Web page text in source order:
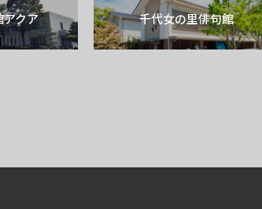
クア 千代女の里俳句館